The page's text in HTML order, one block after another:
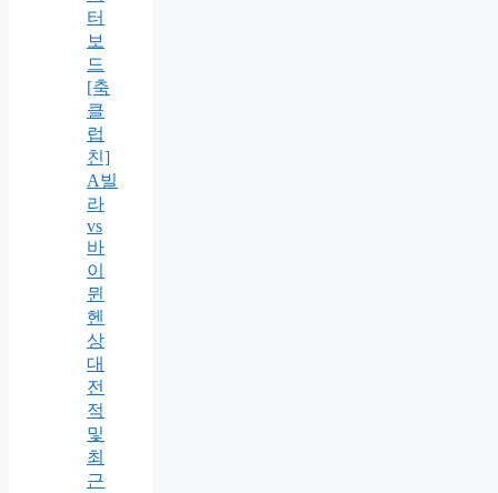
터
보
드
[축
클
럽
친]
A빌
라
vs
바
이
뮌
헨
상
대
전
적
및
최
근